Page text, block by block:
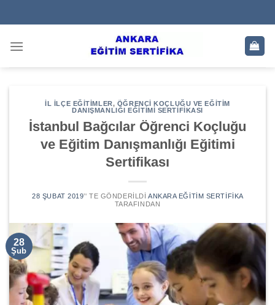
to
İL İLÇE EĞITIMLER, ÖĞRENCI KOÇLUĞU VE EĞITIM
DANIŞMANLIĞI EĞITIMI SERTIFIKASI
İstanbul Bağcılar Öğrenci Koçluğu
ve Eğitim Danışmanlığı Eğitimi
Sertifikası
28 ŞUBAT 2019’' TE GÖNDERILDI ANKARA EĞITIM SERTIFIKA
TARAFINDAN
28
Şub